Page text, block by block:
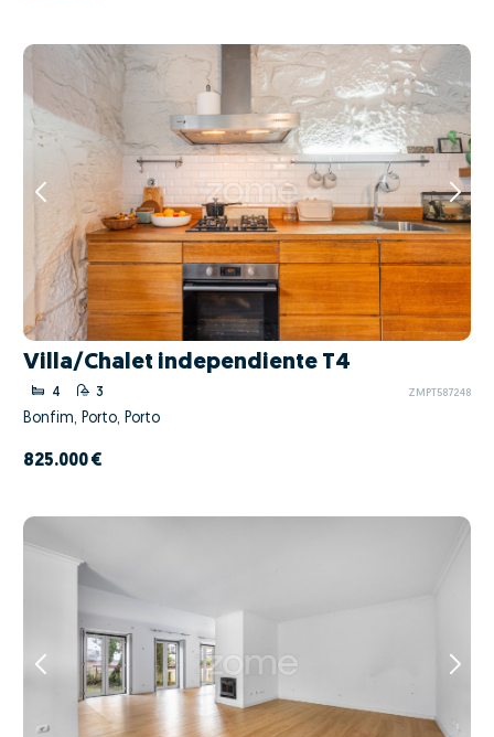
Villa/Chalet independiente T4
4 3 ZMPT587248
Bonfim, Porto, Porto
825.000 €